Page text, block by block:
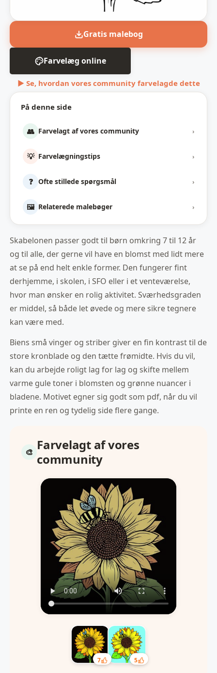
På denne side
👥 Farvelagt af vores community ›
💡 Farvelægningstips ›
❓ Ofte stillede spørgsmål ›
🖼️ Relaterede malebøger ›
Gratis malebog
Farvelæg online
▶ Se, hvordan vores community farvelagde dette
Skabelonen passer godt til børn omkring 7 til 12 år
og til alle, der gerne vil have en blomst med lidt mere
at se på end helt enkle former. Den fungerer fint
derhjemme, i skolen, i SFO eller i et venteværelse,
hvor man ønsker en rolig aktivitet. Sværhedsgraden
er middel, så både let øvede og mere sikre tegnere
kan være med.
Biens små vinger og striber giver en fin kontrast til de
store kronblade og den tætte frømidte. Hvis du vil,
kan du arbejde roligt lag for lag og skifte mellem
varme gule toner i blomsten og grønne nuancer i
bladene. Motivet egner sig godt som pdf, når du vil
printe en ren og tydelig side flere gange.
Farvelagt af vores
community
7 5